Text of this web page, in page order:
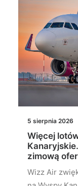
5 sierpnia 2026
Więcej
zimową
Wizz Air